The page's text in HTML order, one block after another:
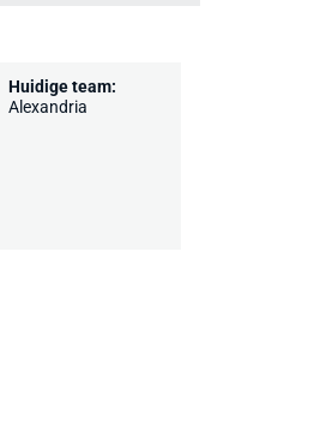
Huidige team:
Alexandria